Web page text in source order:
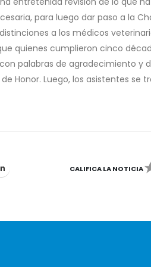
para luego dar paso a la
a los médicos
quienes cumplieron cinco
palabras de agradecimiento y
Honor. Luego, los asistentes se
CALIFICA LA NOTICIA
1 2 3 4 5